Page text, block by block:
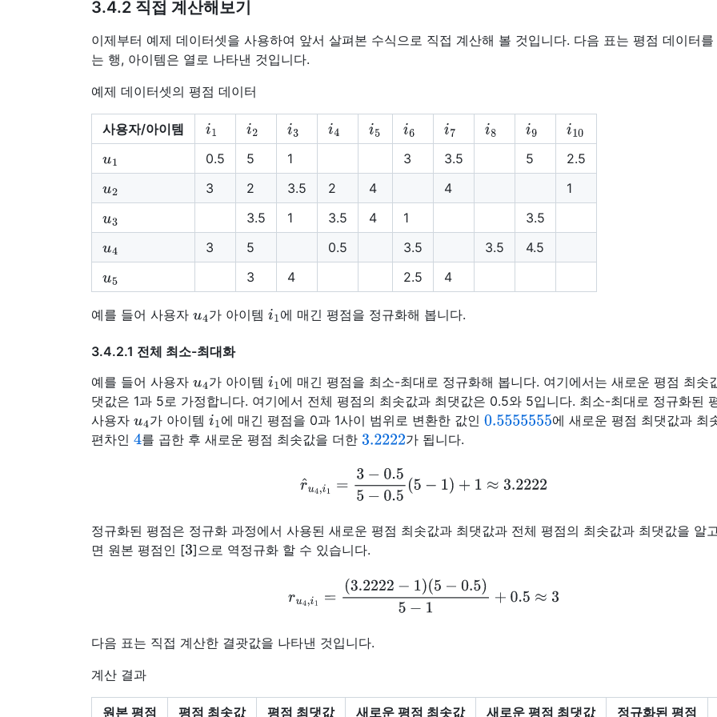
3.4.2 직접 계산해보기
이제부터 예제 데이터셋을 사용하여 앞서 살펴본 수식으로 직접 계산해 볼 것입니다. 다음 표는 평점 데이터
는 행, 아이템은 열로 나타낸 것입니다.
예제 데이터셋의 평점 데이터
사용자/아이템 i1 i2 i3 i4 i5 i6 i7 i8 i9 i10
u1 0.5 5 1 3 3.5 5
2.5
u2 3 2 3.5 2 4 4
1
u3 3.5 1 3.5 4 1
3.5
u4 3 5 0.5 3.5 3.5
4.5
u5 3 4 2.5 4
예를 들어 사용자 u4가 아이템 i1 에 매긴 평점을 정규화해 봅니다.
3.4.2.1 전체 최소-최대화
예를 들어 사용자 u4가 아이템 i1 에 매긴 평점을 최소-최대로 정규화해 봅니다. 여기에서는 새로운 평점 최솟
댓값은 1과 5로 가정합니다. 여기에서 전체 평점의 최솟값과 최댓값은 0.5와 5입니다. 최소-최대로 정규화된
사용자 u4가 아이템 i1 에 매긴 평점을 0과 1사이 범위로 변환한 값인0.5555555에 새로운 평점 최댓값과 최
편차인 4를 곱한 후 새로운 평점 최솟값을 더한 3.2222가 됩니다.
=3−0.55
정규화된 평점은 정규화 과정에서 사용된 새로운 평점 최솟값과 최댓값과 전체 평점의 최솟값과 최댓값을 알
면 원본 평점인 [3]으로 역정규화 할 수 있습니다.
=( 3.2222− 1) (5− 0.5 )5 −1
다음 표는 직접 계산한 결괏값을 나타낸 것입니다.
계산 결과
원본 평점 평점 최솟값 평점 최댓값 새로운 평점 최솟값 새로운 평점 최댓값 정규화된 평점